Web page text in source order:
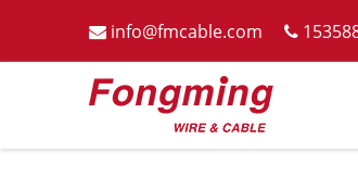
 info@fmcable.com 